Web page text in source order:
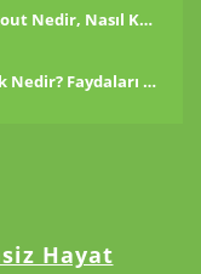
Pre-Workout Nedir, Nasıl Kullanılır?
Altın Çilek Nedir? Faydaları Nelerdir?
Hayat